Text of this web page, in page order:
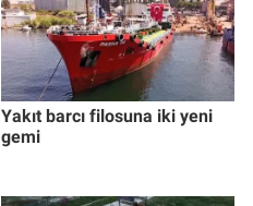
Yakıt barcı filosuna iki yeni
gemi